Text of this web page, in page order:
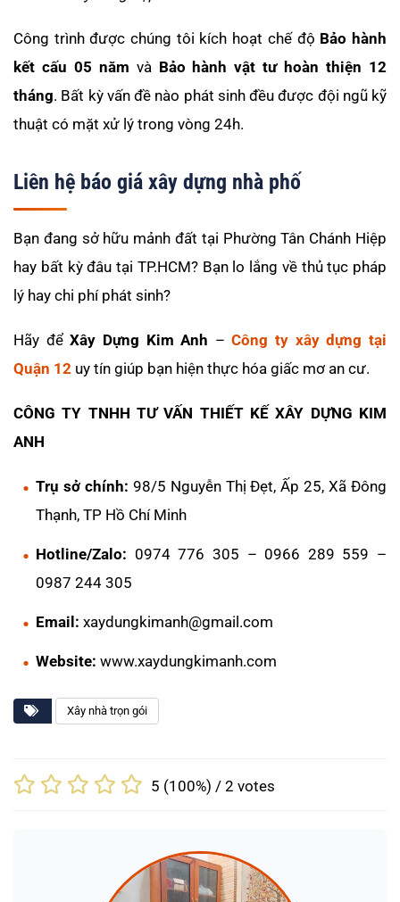
Công trình được chúng tôi kích hoạt chế độ Bảo hành
kết cấu 05 năm và Bảo hành vật tư hoàn thiện 12
tháng. Bất kỳ vấn đề nào phát sinh đều được đội ngũ kỹ
thuật có mặt xử lý trong vòng 24h.
Liên hệ báo giá xây dựng nhà phố
Bạn đang sở hữu mảnh đất tại Phường Tân Chánh Hiệp
hay bất kỳ đâu tại TP.HCM? Bạn lo lắng về thủ tục pháp
lý hay chi phí phát sinh?
Hãy đểXây Dựng Kim Anh –Công ty xây dựng tại
Quận 12 uy tín giúp bạn hiện thực hóa giấc mơ an cư.
CÔNG TY TNHH TƯ VẤN THIẾT KẾ XÂY DỰNG KIM
ANH
Trụ sở chính: 98/5 Nguyễn Thị Đẹt, Ấp 25, Xã Đông
Thạnh, TP Hồ Chí Minh
Hotline/Zalo: 0974 776 305 – 0966 289 559 –
0987 244 305
Email: xaydungkimanh@gmail.com
Website: www.xaydungkimanh.com
Xây nhà trọn gói
5 (100%) / 2 votes